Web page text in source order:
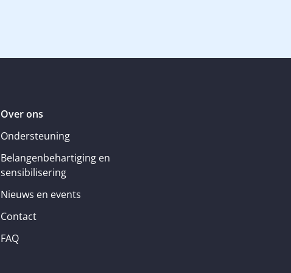
Over ons
Ondersteuning
Belangenbehartiging en
sensibilisering
Nieuws en events
Contact
FAQ